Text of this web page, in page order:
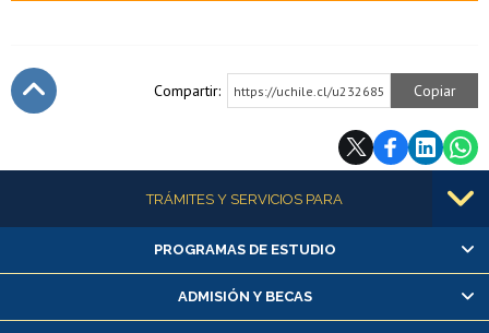
Compartir: https://uchile.cl/u232685 Copiar
Más informaciónTRÁMITES Y SERVICIOS PARA
Alumnas/os y exalumnas/os
Matrícula en línea
Inscripción y cambio de asignaturas
PROGRAMAS DE ESTUDIO
ADMISIÓN Y BECAS